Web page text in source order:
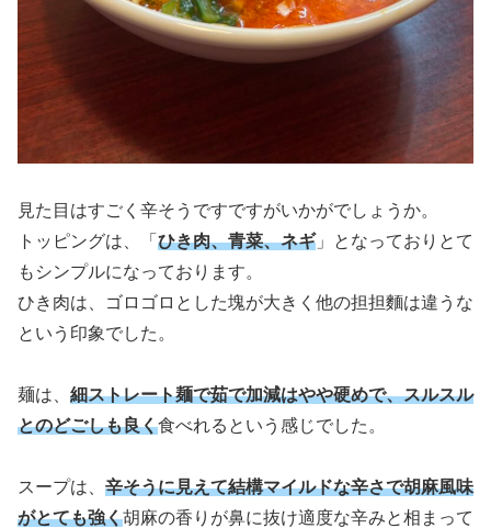
見た目はすごく辛そうですですがいかがでしょうか。
トッピングは、「 ひき肉、青菜、ネギ」となっておりとて
もシンプルになっております。
ひき肉は、ゴロゴロとした塊が大きく他の担担麵は違うな
という印象でした。
麺は、 細ストレート麺で茹で加減はやや硬めで、スルスル
とのどごしも良く食べれるという感じでした。
スープは、 辛そうに見えて結構マイルドな辛さで胡麻風味
がとても強く胡麻の香りが鼻に抜け適度な辛みと相まって